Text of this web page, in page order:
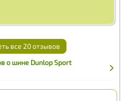
все 20 отзывов
о шине Dunlop Sport